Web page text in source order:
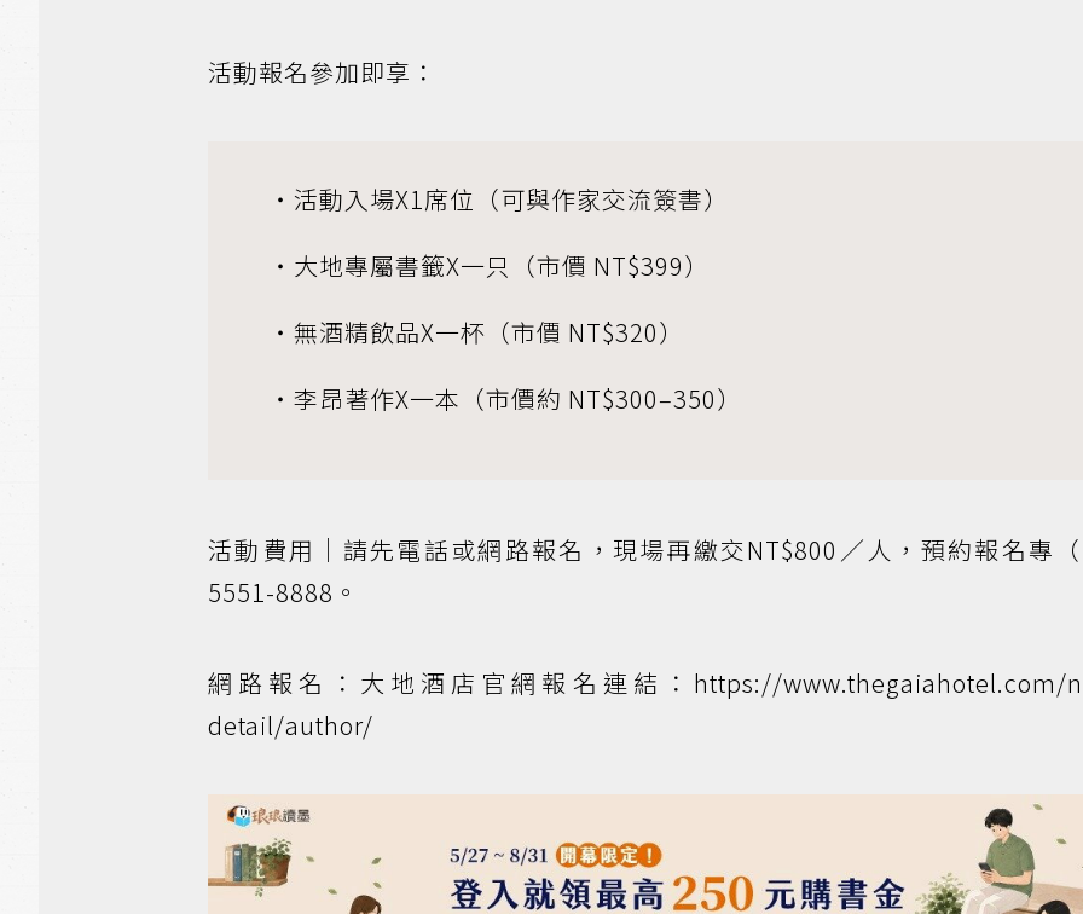
活動報名參加即享：
・活動入場X1席位（可與作家交流簽書）
・大地專屬書籤X一只（市價 NT$399）
・無酒精飲品X一杯（市價 NT$320）
・李昂著作X一本（市價約 NT$300–350）
活動費用｜請先電話或網路報名，現場再繳交NT$800／人，預約報名專
5551-8888。
網路報名：大地酒店官網報名連結：https://www.thegaiahotel.com/
detail/author/